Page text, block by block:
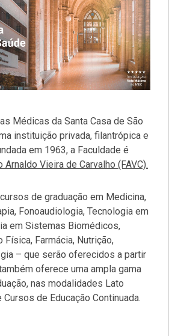
Médicas da Santa Casa de São
instituição privada, filantrópica e
em 1963, a Faculdade é
Arnaldo Vieira de Carvalho (FAVC).
de graduação em Medicina,
Fonoaudiologia, Tecnologia em
em Sistemas Biomédicos,
Física, Farmácia, Nutrição,
– que serão oferecidos a partir
oferece uma ampla gama
nas modalidades Lato
de Educação Continuada.